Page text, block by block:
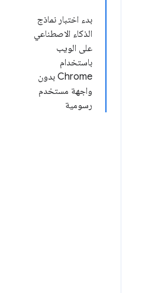
بدء اختبار نماذج
الذكاء الاصطناعي
على الويب
باستخدام
Chrome بدون
واجهة مستخدم
رسومية